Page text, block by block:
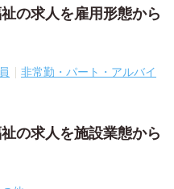
の求人を雇用形態から
非常勤・パート・アルバイ
の求人を施設業態から